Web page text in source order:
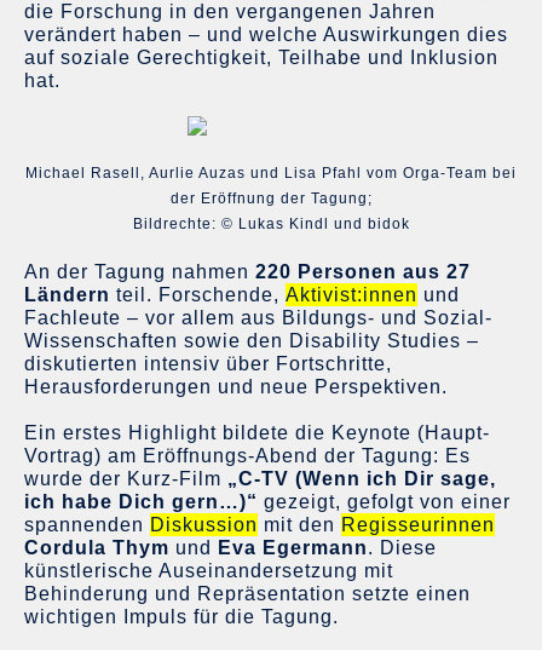
die Forschung in den vergangenen Jahren
verändert haben – und welche Auswirkungen dies
auf soziale Gerechtigkeit, Teilhabe und Inklusion
hat.
Michael Rasell, Aurlie Auzas und Lisa Pfahl vom Orga-Team bei
der Eröffnung der Tagung;
Bildrechte: © Lukas Kindl und bidok
An der Tagung nahmen 220 Personen aus 27
Ländern teil. Forschende, Aktivist:innen und
Fachleute – vor allem aus Bildungs- und Sozial-
Wissenschaften sowie den Disability Studies –
diskutierten intensiv über Fortschritte,
Herausforderungen und neue Perspektiven.
Ein erstes Highlight bildete die Keynote (Haupt-
Vortrag) am Eröffnungs-Abend der Tagung: Es
wurde der Kurz-Film „C-TV (Wenn ich Dir sage,
ich habe Dich gern…)“ gezeigt, gefolgt von einer
spannenden Diskussion mit den Regisseurinnen
Cordula Thym und Eva Egermann. Diese
künstlerische Auseinandersetzung mit
Behinderung und Repräsentation setzte einen
wichtigen Impuls für die Tagung.